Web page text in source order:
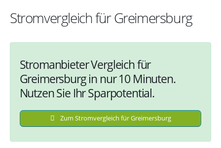
Stromvergleich für Greimersburg
Stromanbieter Vergleich für
Greimersburg in nur 10 Minuten.
Nutzen Sie Ihr Sparpotential.
Zum Stromvergleich für Greimersburg